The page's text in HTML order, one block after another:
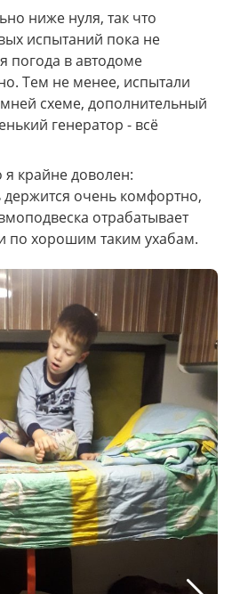
ниже нуля, так что
испытаний пока не
погода в автодоме
Тем не менее, испытали
схеме, дополнительный
генератор - всё
крайне доволен:
держится очень комфортно,
отрабатывает
по хорошим таким ухабам.
к 16 тысячам на
ТО. А через
тюнинг! Есть пара
пока - молчок :)